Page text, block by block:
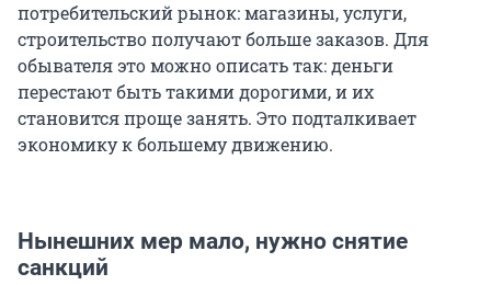
потребительский рынок: магазины, услуги,
строительство получают больше заказов. Для
обывателя это можно описать так: деньги
перестают быть такими дорогими, и их
становится проще занять. Это подталкивает
экономику к большему движению.
Нынешних мер мало, нужно снятие
санкций